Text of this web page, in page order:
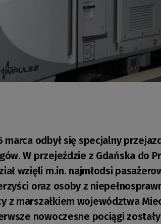
marca odbył się specjalny
W przejeździe z Gdańska do
wzięli m.in. najmłodsi
oraz osoby z
z marszałkiem województwa
nowoczesne pociągi